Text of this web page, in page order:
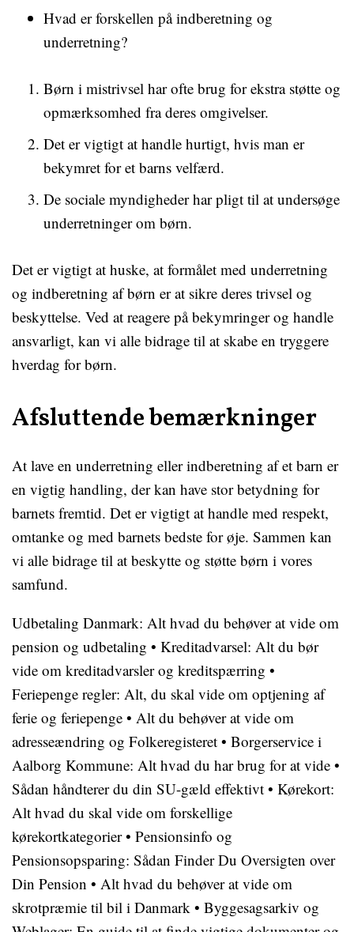
Hvad er forskellen på indberetning og
underretning?
Børn i mistrivsel har ofte brug for ekstra støtte og
opmærksomhed fra deres omgivelser.
Det er vigtigt at handle hurtigt, hvis man er
bekymret for et barns velfærd.
De sociale myndigheder har pligt til at undersøge
underretninger om børn.
Det er vigtigt at huske, at formålet med underretning
og indberetning af børn er at sikre deres trivsel og
beskyttelse. Ved at reagere på bekymringer og handle
ansvarligt, kan vi alle bidrage til at skabe en tryggere
hverdag for børn.
Afsluttende bemærkninger
At lave en underretning eller indberetning af et barn er
en vigtig handling, der kan have stor betydning for
barnets fremtid. Det er vigtigt at handle med respekt,
omtanke og med barnets bedste for øje. Sammen kan
vi alle bidrage til at beskytte og støtte børn i vores
samfund.
Udbetaling Danmark: Alt hvad du behøver at vide om
pension og udbetaling • Kreditadvarsel: Alt du bør
vide om kreditadvarsler og kreditspærring •
Feriepenge regler: Alt, du skal vide om optjening af
ferie og feriepenge • Alt du behøver at vide om
adresseændring og Folkeregisteret • Borgerservice i
Aalborg Kommune: Alt hvad du har brug for at vide •
Sådan håndterer du din SU-gæld effektivt • Kørekort:
Alt hvad du skal vide om forskellige
kørekortkategorier• Pensionsinfo og
Pensionsopsparing: Sådan Finder Du Oversigten over
Din Pension • Alt hvad du behøver at vide om
skrotpræmie til bil i Danmark • Byggesagsarkiv og